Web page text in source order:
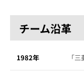
チーム沿革
1982年 「